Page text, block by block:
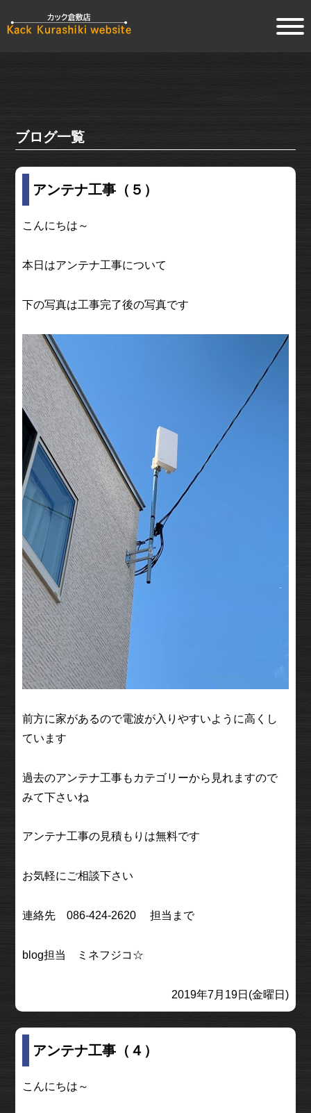
ブログ一覧
アンテナ工事（５）
こんにちは～
本日はアンテナ工事について
下の写真は工事完了後の写真です
前方に家があるので電波が入りやすいように高くし
ています
過去のアンテナ工事もカテゴリーから見れますので
みて下さいね
アンテナ工事の見積もりは無料です
お気軽にご相談下さい
連絡先 086-424-2620 担当まで
blog担当 ミネフジコ☆
2019年7月19日(金曜日)
アンテナ工事（４）
こんにちは～